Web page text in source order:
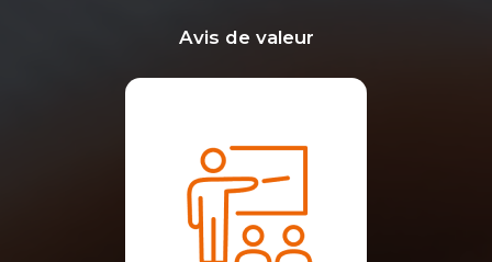
Avis de valeur